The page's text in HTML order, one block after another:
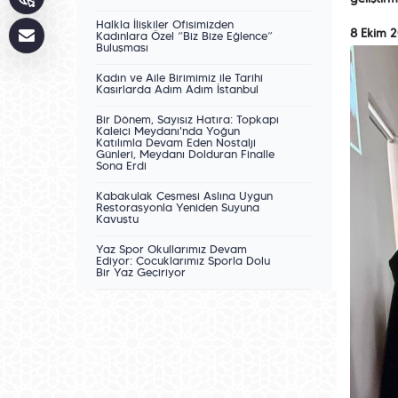
Halkla İlişkiler Ofisimizden
Kadınlara Özel “Biz Bize Eğlence”
Buluşması
Kadın ve Aile Birimimiz ile Tarihî
Kasırlarda Adım Adım İstanbul
Bir Dönem, Sayısız Hatıra: Topkapı
Kaleiçi Meydanı'nda Yoğun
Katılımla Devam Eden Nostalji
Günleri, Meydanı Dolduran Finalle
Sona Erdi
Kabakulak Çeşmesi Aslına Uygun
Restorasyonla Yeniden Suyuna
Kavuştu
Yaz Spor Okullarımız Devam
Ediyor: Çocuklarımız Sporla Dolu
Bir Yaz Geçiriyor
8 Ekim